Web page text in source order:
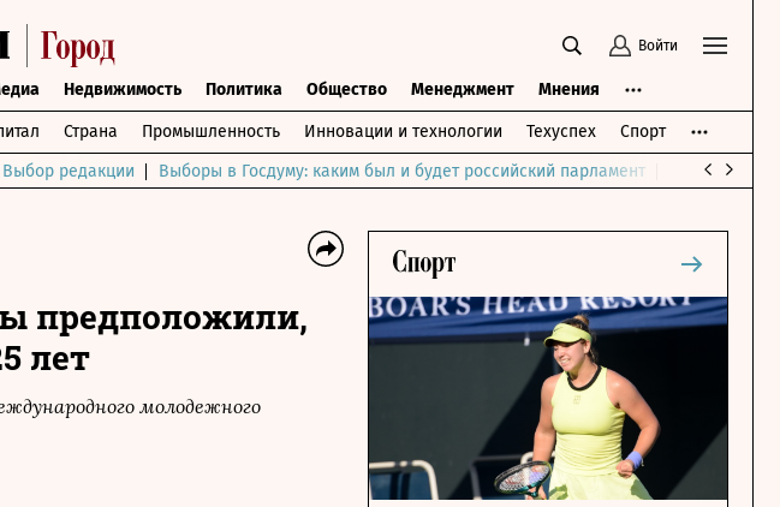
Войти
Недвижимость Политика Общество Менеджмент Мнения
Страна Промышленность Инновации и технологии Техуспех Спорт
Выбор редакции Выборы в Госдуму: каким был и будет российский парламент Война на
предположили,
лет
молодежного